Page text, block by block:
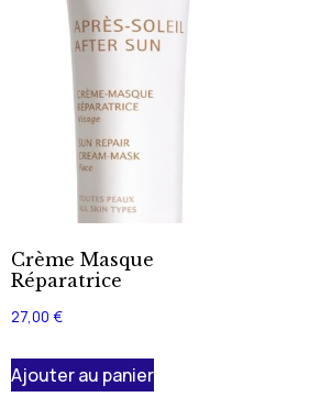
Crème Masque
Réparatrice
27,00 €
Ajouter au panier